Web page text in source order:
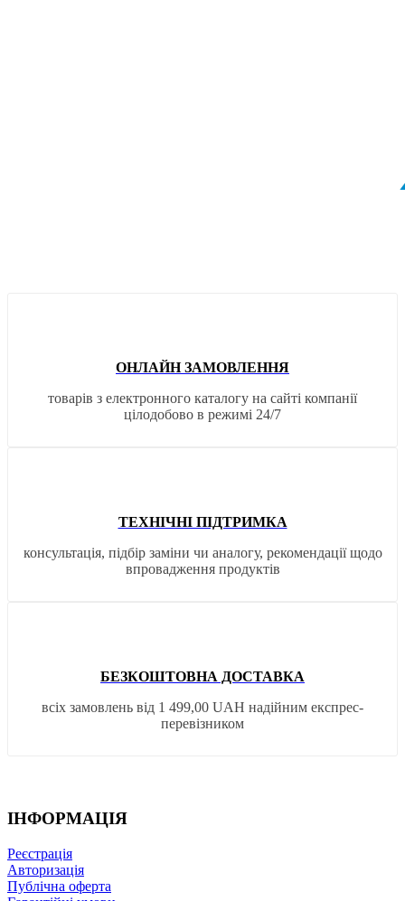
ОНЛАЙН ЗАМОВЛЕННЯ
товарів з електронного каталогу на сайті компанії
цілодобово в режимі 24/7
ТЕХНІЧНІ ПІДТРИМКА
консультація, підбір заміни чи аналогу, рекомендації щодо
впровадження продуктів
БЕЗКОШТОВНА ДОСТАВКА
всіх замовлень від 1 499,00 UAH надійним експрес-
перевізником
ІНФОРМАЦІЯ
Реєстрація
Авторизація
Публічна оферта